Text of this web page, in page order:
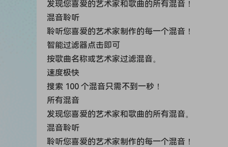
发现您喜爱的艺术家和歌曲的所有混音！
混音聆听
聆听您喜爱的艺术家制作的每一个混音！
智能过滤器点击即可
按歌曲名称或艺术家过滤混音。
速度极快
搜索 100 个混音只需不到一秒！
所有混音
发现您喜爱的艺术家和歌曲的所有混音。
混音聆听
聆听您喜爱的艺术家制作的每一个混音！